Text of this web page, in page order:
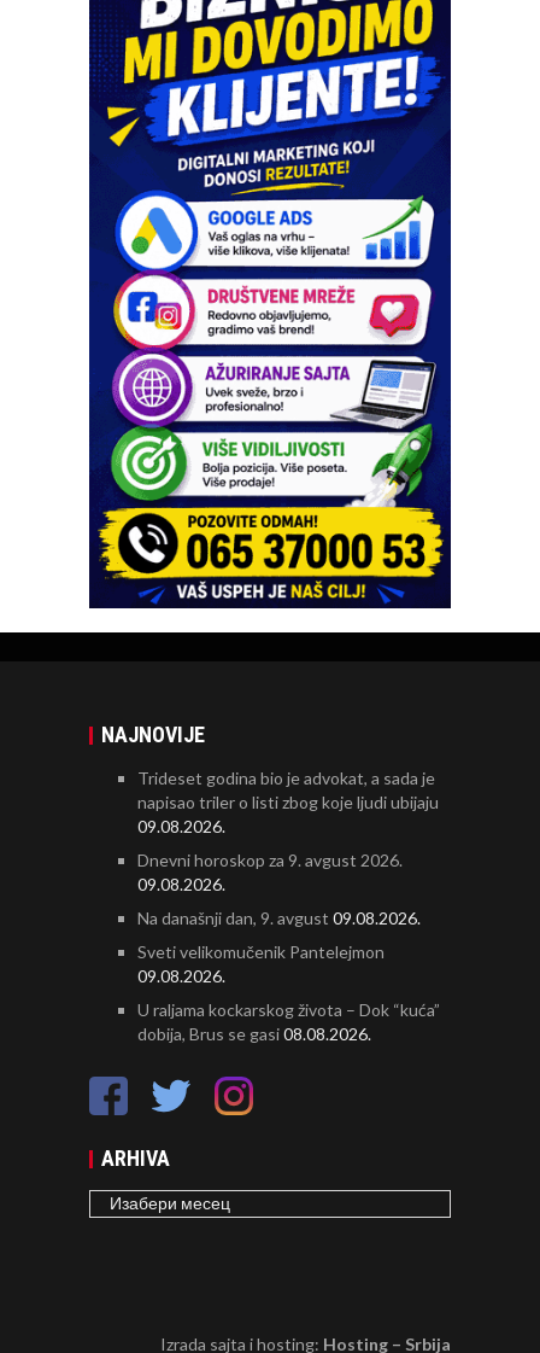
NAJNOVIJE
Trideset godina bio je advokat, a sada je
napisao triler o listi zbog koje ljudi ubijaju
09.08.2026.
Dnevni horoskop za 9. avgust 2026.
09.08.2026.
Na današnji dan, 9. avgust 09.08.2026.
Sveti velikomučenik Pantelejmon
09.08.2026.
U raljama kockarskog života – Dok “kuća”
dobija, Brus se gasi08.08.2026.
ARHIVA
ARHIVA
Izrada sajta i hosting: Hosting – Srbija